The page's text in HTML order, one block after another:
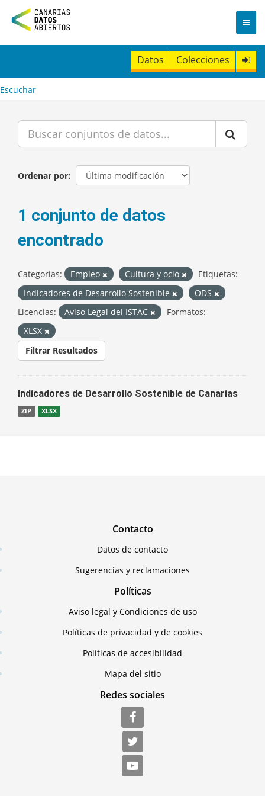
n
t
Datos Colecciones
Escuchar
Ordenar por
1 conjunto de datos
encontrado
Categorías: Empleo Cultura y ocio
Etiquetas:
Indicadores de Desarrollo Sostenible
ODS
Licencias:
Aviso Legal del ISTAC
Formatos:
XLSX
Filtrar Resultados
Indicadores de Desarrollo Sostenible de Canarias
ZIP XLSX
Contacto
Datos de contacto
Sugerencias y reclamaciones
Políticas
Aviso legal y Condiciones de uso
Políticas de privacidad y de cookies
Políticas de accesibilidad
Mapa del sitio
Redes sociales